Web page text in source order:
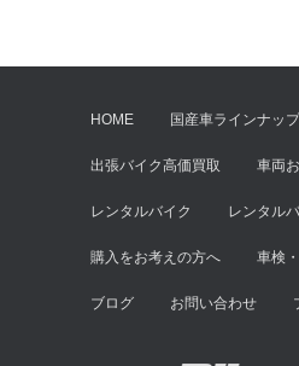
HOME 国産車ラインナップ
出張バイク高価買取 車両
レンタルバイク レンタル
購入をお考えの方へ 車検
ブログ お問い合わせ